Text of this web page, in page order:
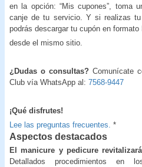
en la opción: “Mis cupones”, toma
canje de tu servicio. Y si realizas tu
podrás descargar tu cupón en
desde el mismo sitio.
¿Dudas o consultas? Comunícate
Club vía WhatsApp al: 7568-9447
¡Qué disfrutes!
Lee las preguntas frecuentes. *
Aspectos destacados
El manicure y pedicure
Detallados procedimientos en